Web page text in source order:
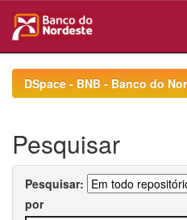
navigationDSpace - BNB - Banco do
Pesquisar
Pesquisar:
por